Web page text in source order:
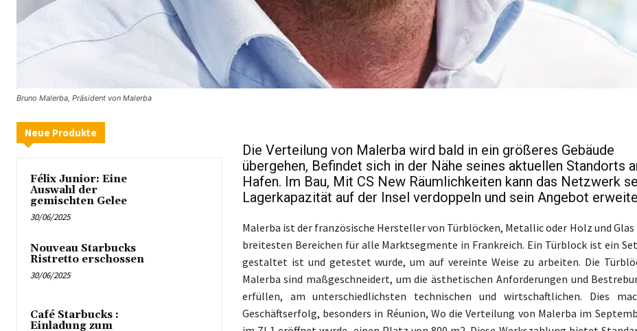
Bruno Malerba, Präsident von Malerba
Neue Produkte
Félix Junior: Eine
Auswahl der
gemischten Gelee
30/06/2025
Nouveau Starbucks
Ristretto erschossen
30/06/2025
Café Starbucks :
Einladung zum
Die Verteilung von Malerba wird bald in ein größeres Gebäude
übergehen, Befindet sich in der Nähe seines aktuellen Standorts
Hafen. Im Bau, Mit CS New Räumlichkeiten kann das Netzwerk
Lagerkapazität auf der Insel verdoppeln und sein Angebot
Malerba ist der französische Hersteller von Türblöcken, Metallic oder Holz und
breitesten Bereichen für alle Marktsegmente in Frankreich. Ein Türblock ist ein
gestaltet ist und getestet wurde, um auf vereinte Weise zu arbeiten. Die
Malerba sind maßgeschneidert, um die ästhetischen Anforderungen und
erfüllen, am unterschiedlichsten technischen und wirtschaftlichen. Dies
Geschäftserfolg, besonders in Réunion, Wo die Verteilung von Malerba im